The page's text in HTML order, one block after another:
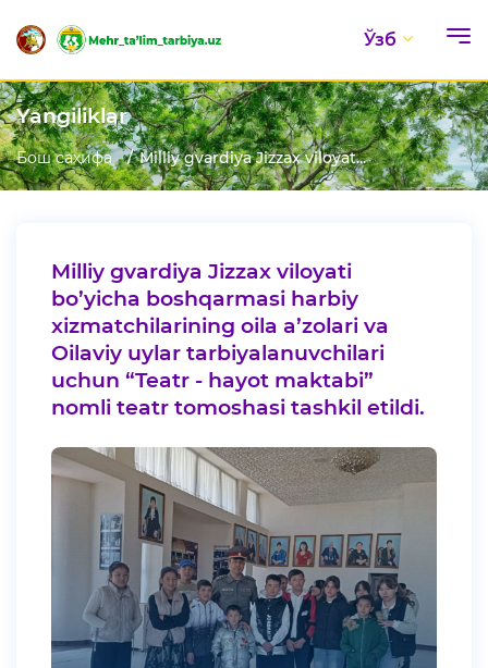
Ўзб
Yangiliklar
Бош саҳифа Milliy gvardiya Jizzax viloyat...
Milliy gvardiya Jizzax viloyati
bo’yicha boshqarmasi harbiy
xizmatchilarining oila a’zolari va
Oilaviy uylar tarbiyalanuvchilari
uchun “Teatr - hayot maktabi”
nomli teatr tomoshasi tashkil etildi.